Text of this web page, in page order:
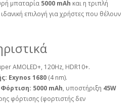
μπαταρία 5000 mAh και η τριπλή
επιλογή για χρήστες που θέλουν
AMOLED+, 120Hz, HDR10+.
Exynos 1680 (4 nm).
5000 mAh, υποστήριξη 45W
φόρτισης (φορτιστής δεν